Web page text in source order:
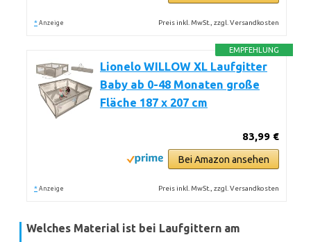
* Anzeige Preis inkl. MwSt., zzgl. Versandkosten
EMPFEHLUNG
Lionelo WILLOW XL Laufgitter
Baby ab 0-48 Monaten große
Fläche 187 x 207 cm
83,99 €
Bei Amazon ansehen
* Anzeige Preis inkl. MwSt., zzgl. Versandkosten
Welches Material ist bei Laufgittern am